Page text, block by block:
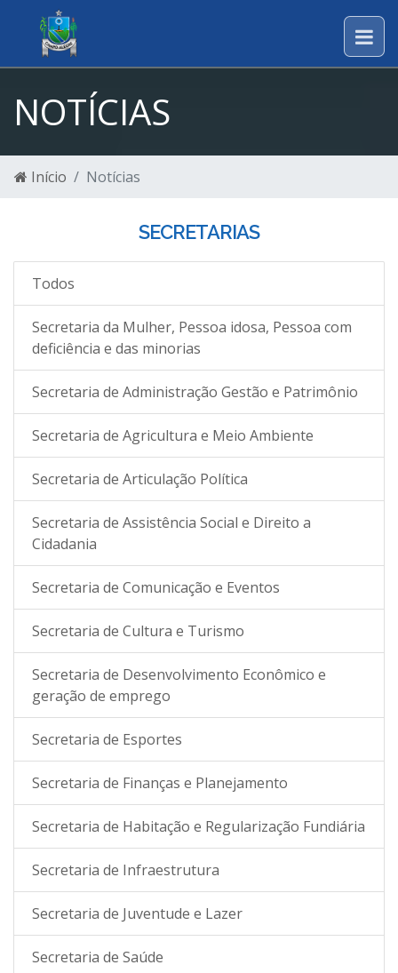
NOTÍCIAS
Início Notícias
SECRETARIAS
Todos
Secretaria da Mulher, Pessoa idosa, Pessoa com
deficiência e das minorias
Secretaria de Administração Gestão e Patrimônio
Secretaria de Agricultura e Meio Ambiente
Secretaria de Articulação Política
Secretaria de Assistência Social e Direito a
Cidadania
Secretaria de Comunicação e Eventos
Secretaria de Cultura e Turismo
Secretaria de Desenvolvimento Econômico e
geração de emprego
Secretaria de Esportes
Secretaria de Finanças e Planejamento
Secretaria de Habitação e Regularização Fundiária
Secretaria de Infraestrutura
Secretaria de Juventude e Lazer
Secretaria de Saúde